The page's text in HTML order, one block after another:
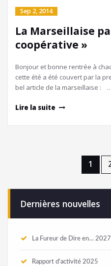
Sep 2, 2014
La Marseillaise
coopérative »
Bonjour et bonne rentrée à
cette été a été couvert par la
bel article de la marseillaise :
Lire la suite
1
Dernières nouvelles
La Fureur de Dire en…
Rapport d’activité 2025